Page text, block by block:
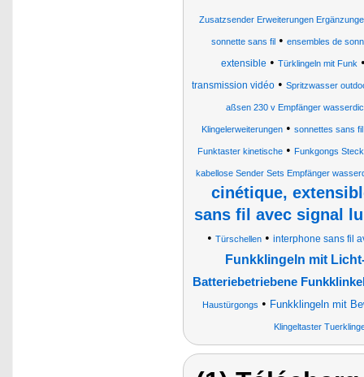
Zusatzsender Erweiterungen
sonnette sans fil• ensembles de
extensible • Türklingeln mit Funk
transmission vidéo • Spritzwasser
aßsen 230 v Empfänger
Klingelerweiterungen• sonnettes sans fil
Funktaster kinetische • Funkgongs
kabellose Sender Sets Empfänger
cinétique,
sans fil avec signal
• Türschellen • interphone sans fil
Funkklingeln mit
Batteriebetriebene
Haustürgongs • Funkklingeln mit
Klingeltaster